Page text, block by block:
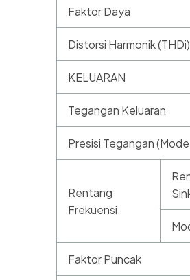
Faktor Daya
Distorsi Harmonik (THDi)
KELUARAN
Tegangan Keluaran
Presisi Tegangan
Rentang
Frekuensi
Faktor Puncak